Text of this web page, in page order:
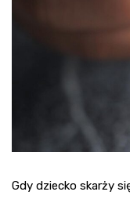
Gdy dziecko skarży